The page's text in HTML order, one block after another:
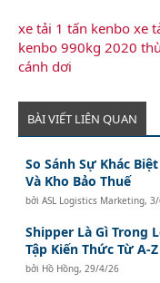
xe tải 1 tấn kenbo xe
kenbo 990kg 2020
cánh dơi
BÀI VIẾT LIÊN QUAN
So Sánh Sự Khác
Và Kho Bảo Thuế
bởiASL Logistics Marketing,
Shipper Là Gì Trong
Tập Kiến Thức Từ A-Z
bởi Hồ Hồng,29/4/26